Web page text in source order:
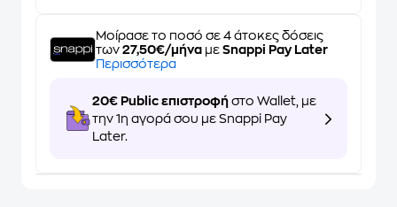
Μοίρασε το ποσό σε 4 άτοκες δόσεις
των 27,50€/μήνα με Snappi Pay Later
Περισσότερα
20€ Public επιστροφή στο Wallet, με
την 1η αγορά σου με Snappi Pay
Later.